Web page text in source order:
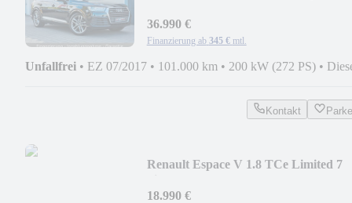
36.990 €
Finanzierung ab 345 € mtl.
Unfallfrei • EZ 07/2017 • 101.000 km • 200 kW (272 PS) •
Kontakt
Renault Espace V 1.8 TCe Limited 7
18.990 €